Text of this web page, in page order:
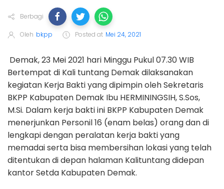
Berbagi
Oleh bkpp Posted at Mei 24, 2021
Demak, 23 Mei 2021 hari Minggu Pukul 07.30 WIB
Bertempat di Kali tuntang Demak dilaksanakan
kegiatan Kerja Bakti yang dipimpin oleh Sekretaris
BKPP Kabupaten Demak Ibu HERMININGSIH, S.Sos,
M.Si. Dalam kerja bakti ini BKPP Kabupaten Demak
menerjunkan Personil 16 (enam belas) orang dan di
lengkapi dengan peralatan kerja bakti yang
memadai serta bisa membersihan lokasi yang telah
ditentukan di depan halaman Kalituntang didepan
kantor Setda Kabupaten Demak.